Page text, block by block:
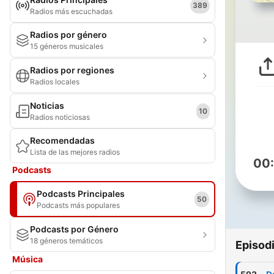
Radios más escuchadas
389
Radios por género
15 géneros musicales
Radios por regiones
Radios locales
Noticias
Radios noticiosas
10
Recomendadas
Lista de las mejores radios
Podcasts
Podcasts Principales
Podcasts más populares
50
Podcasts por Género
18 géneros temáticos
Música